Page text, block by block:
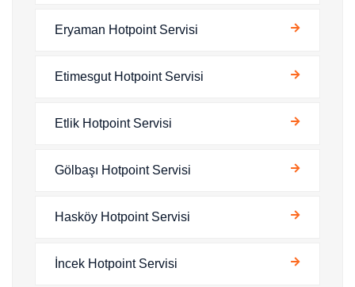
Eryaman Hotpoint Servisi
Etimesgut Hotpoint Servisi
Etlik Hotpoint Servisi
Gölbaşı Hotpoint Servisi
Hasköy Hotpoint Servisi
İncek Hotpoint Servisi